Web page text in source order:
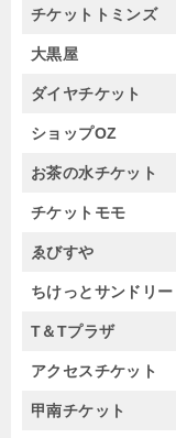
チケットトミンズ
大黒屋
ダイヤチケット
ショップOZ
お茶の水チケット
チケットモモ
ゑびすや
ちけっとサンドリー
T＆Tプラザ
アクセスチケット
甲南チケット